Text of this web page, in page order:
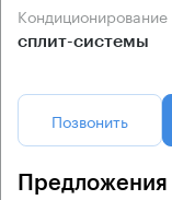
Кондиционирование
сплит-системы
Позвонить